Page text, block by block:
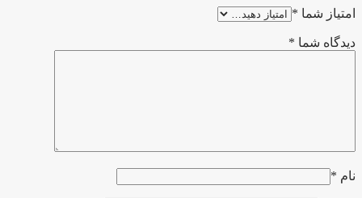
امتیاز شما *
دیدگاه شما *
نام *